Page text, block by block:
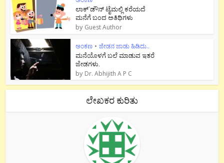
ಲಾಕ್`ಡೌನ್ ಟೈಮಲ್ಲಿ ಕರೆಯದೆ
ಮನೆಗೆ ಬಂದ ಅತಿಥಿಗಳು
by Guest Author
ಅಂಕಣ • ಜೇಡನ ಜಾಡು ಹಿಡಿದು..
ಮನೆಯೊಳಗೆ ಬಲೆ ಮಾಡುವ ಇತರೆ
ಜೇಡಗಳು.
by Dr. Abhijith A P C
ಲೇಖಕರ ಕುರಿತು